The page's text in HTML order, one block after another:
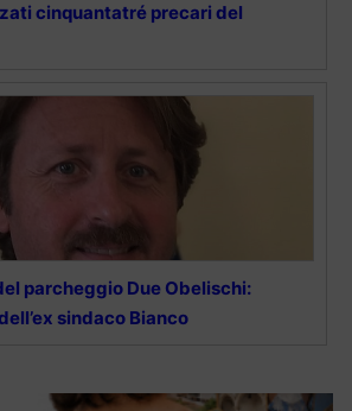
cinquantatré precari del
parcheggio Due Obelischi:
sindaco Bianco